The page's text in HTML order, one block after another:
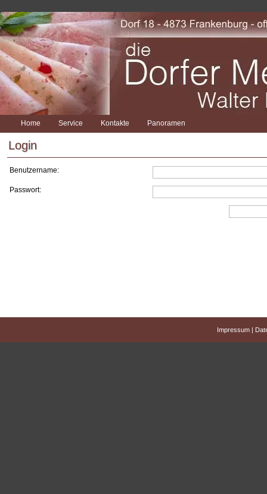
Home Service Kontakte Panoramen
Login
Benutzername:
Passwort:
Impressum|